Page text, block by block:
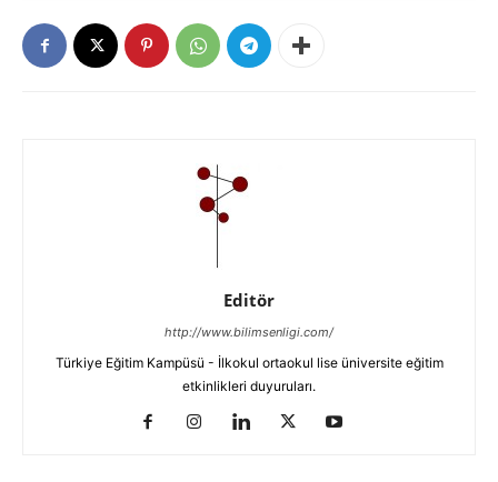
Editör
http://www.bilimsenligi.com/
Türkiye Eğitim Kampüsü - İlkokul ortaokul lise üniversite eğitim
etkinlikleri duyuruları.